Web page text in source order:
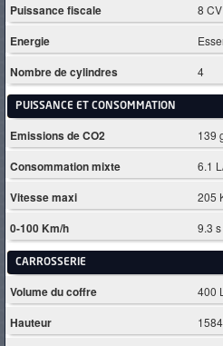
Puissance fiscale 8 CV
Energie
Nombre de cylindres 4
PUISSANCE ET CONSOMMATION
Emissions de CO2 139
Consommation mixte 6.1
Vitesse maxi 205
0-100 Km/h 9.3 s
CARROSSERIE
Volume du coffre 400 L
Hauteur